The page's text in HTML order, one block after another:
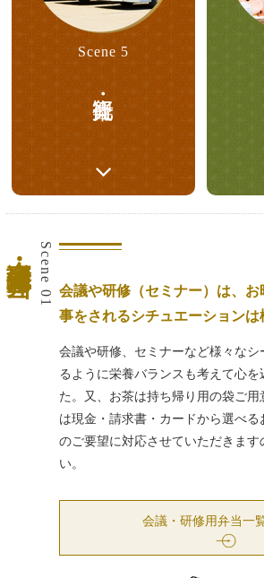
Scene 5
Scene 01 会議や研修（セミナー）は、
事をされるシチュエーションは
会議や研修、セミナーなど様々な
るように栄養バランスも考えて心を
た。又、お茶は持ち帰り用の袋ご
は現金・請求書・カードから選べ
のご要望に対応させていただきます
い。
会議・研修用弁当一